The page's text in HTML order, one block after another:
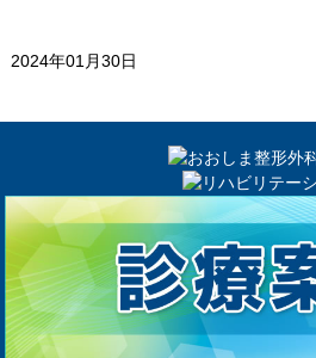
2024年01月30日